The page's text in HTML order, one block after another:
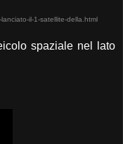
il-1-satellite-della.html
spaziale nel lato